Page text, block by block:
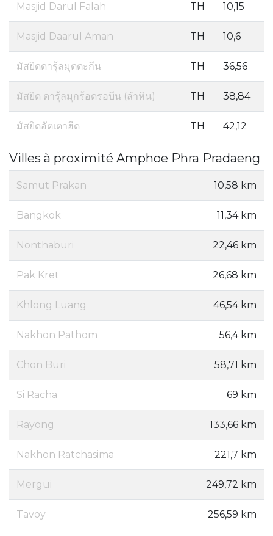
Masjid Darul Falah TH 10,15
Masjid Daarul Aman TH 10,6
มัสยิดดารุ้ลมุตตะกีน TH 36,56
มัสยิด ดารุ้ลมุกร้อดรอบีน (ลำหิน) TH 38,84
มัสยิดอัตเตาฮีด TH 42,12
Villes à proximité Amphoe Phra Pradaeng
Samut Prakan 10,58 km
Bangkok 11,34 km
Nonthaburi 22,46 km
Pak Kret 26,68 km
Khlong Luang 46,54 km
Nakhon Pathom 56,4 km
Chon Buri 58,71 km
Si Racha 69 km
Rayong 133,66 km
Nakhon Ratchasima 221,7 km
Mergui 249,72 km
Tavoy 256,59 km